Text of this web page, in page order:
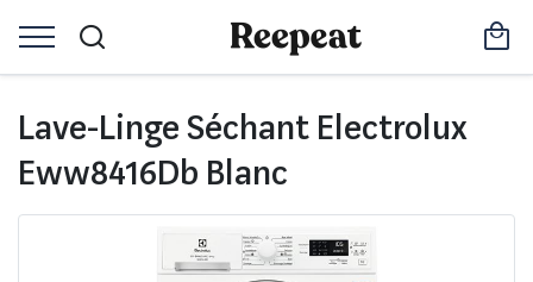
Lave-Linge Séchant Electrolux
Eww8416Db Blanc